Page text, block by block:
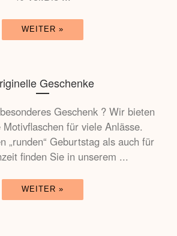
WEITER »
Geschenke
Geschenk ? Wir bieten
Motivflaschen für viele Anlässe.
„runden“ Geburtstag als auch für
finden Sie in unserem ...
WEITER »